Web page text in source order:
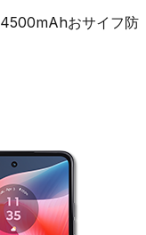
4500mAhおサイフ防